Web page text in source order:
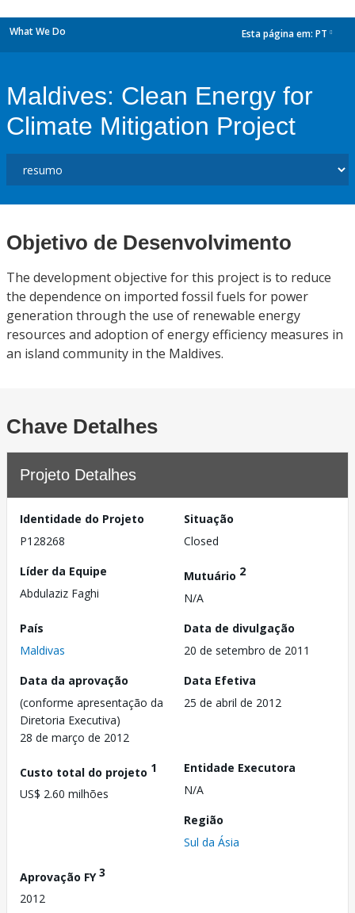
What We Do Esta página em: PT
Maldives: Clean Energy for
Climate Mitigation Project
Objetivo de Desenvolvimento
The development objective for this project is to reduce
the dependence on imported fossil fuels for power
generation through the use of renewable energy
resources and adoption of energy efficiency measures in
an island community in the Maldives.
Chave Detalhes
Projeto Detalhes
Identidade do Projeto
P128268
Situação
Closed
Líder da Equipe
Abdulaziz Faghi
Mutuário 2
N/A
País
Maldivas
Data de divulgação
20 de setembro de 2011
Data da aprovação
(conforme apresentação da
Diretoria Executiva)
28 de março de 2012
Data Efetiva
25 de abril de 2012
Custo total do projeto 1
US$ 2.60 milhões
Entidade Executora
N/A
Região
Sul da Ásia
Aprovação FY3
2012